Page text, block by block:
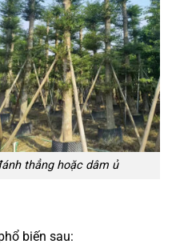
thẳng hoặc dâm ủ
biến sau: